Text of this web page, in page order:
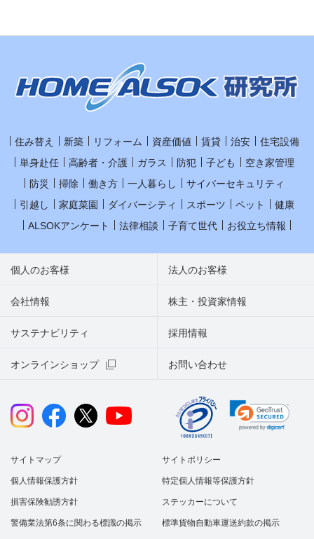
住み替え 新築 リフォーム 資産価値 賃貸 治安
住宅設備
単身赴任
高齢者・介護 ガラス 防犯 子ども
空き家管理
防災
掃除 働き方 一人暮らし
サイバーセキュリティ
引越し
家庭菜園 ダイバーシティ スポーツ ペット
健康
ALSOKアンケート
法律相談 子育て世代 お役立ち情報
個人のお客様 法人のお客様
会社情報 株主・投資家情報
サステナビリティ
オンラインショップ お問い合わせ
採用情報
サイトマップ サイトポリシー
個人情報保護方針 特定個人情報等保護方針
損害保険勧誘方針 ステッカーについて
警備業法第6条に関わる標識の掲示 標準貨物自動車運送約款の掲示